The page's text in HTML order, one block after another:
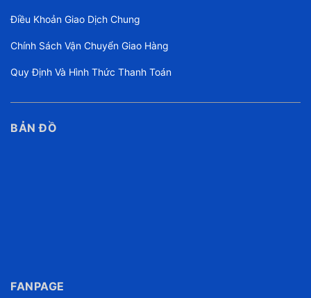
Điều Khoản Giao Dịch Chung
Chính Sách Vận Chuyển Giao Hàng
Quy Định Và Hình Thức Thanh Toán
BẢN ĐỒ
FANPAGE